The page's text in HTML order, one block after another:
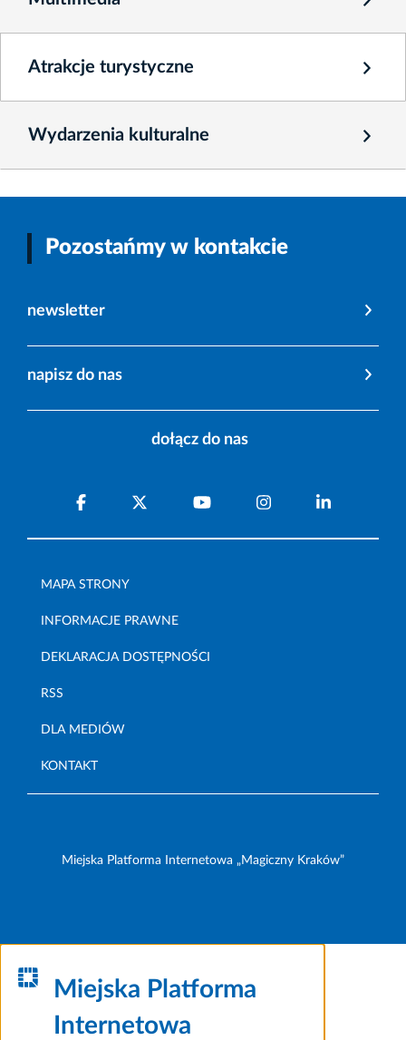
Atrakcje turystyczne
Wydarzenia kulturalne
Pozostańmy w kontakcie
newsletter
napisz do nas
dołącz do nas
MAPA STRONY
INFORMACJE PRAWNE
DEKLARACJA DOSTĘPNOŚCI
RSS
DLA MEDIÓW
KONTAKT
Miejska Platforma Internetowa „Magiczny Kraków”
Miejska Platforma
Internetowa